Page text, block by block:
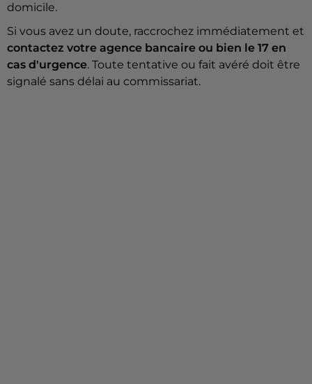
domicile.
Si vous avez un doute, raccrochez immédiatement et
contactez votre agence bancaire ou bien le 17 en
cas d'urgence. Toute tentative ou fait avéré doit être
signalé sans délai au commissariat.